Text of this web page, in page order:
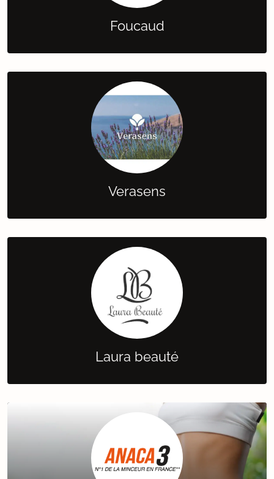
Foucaud
Verasens
Laura beauté